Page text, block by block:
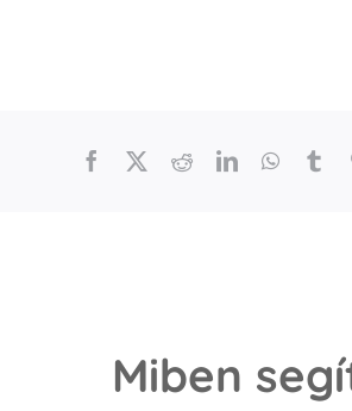
Facebook RedditLinkedIn
Miben